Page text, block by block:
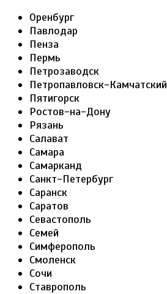
Оренбург
Павлодар
Пенза
Пермь
Петрозаводск
Петропавловск-Камчатский
Пятигорск
Ростов-на-Дону
Рязань
Салават
Самара
Самарканд
Санкт-Петербург
Саранск
Саратов
Севастополь
Семей
Симферополь
Смоленск
Сочи
Ставрополь